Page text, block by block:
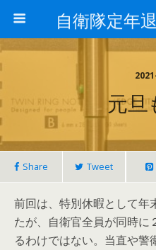
自衛隊定年
元旦
Share Tweet
前回は、特別休暇として年
たが、自衛官全員が同時に
るわけではない。当直や警